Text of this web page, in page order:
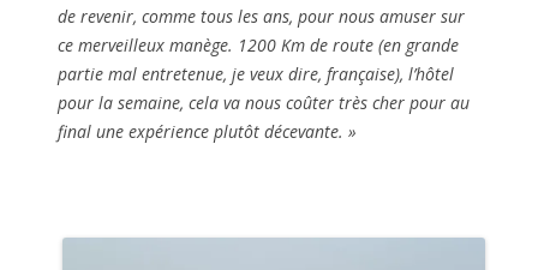
de revenir, comme tous les ans, pour nous amuser sur
ce merveilleux manège. 1200 Km de route (en grande
partie mal entretenue, je veux dire, française), l’hôtel
pour la semaine, cela va nous coûter très cher pour au
final une expérience plutôt décevante. »